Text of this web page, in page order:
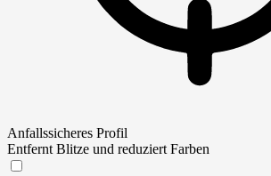
Anfallssicheres Profil
Entfernt Blitze und reduziert Farben